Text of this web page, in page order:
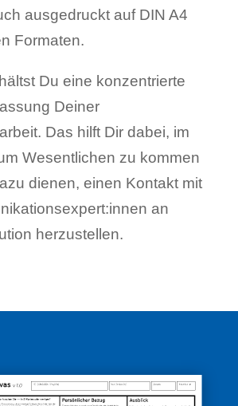
ausgedruckt auf DIN A4
Formaten.
Du eine konzentrierte
Deiner
Das hilft Dir dabei, im
Wesentlichen zu kommen
dienen, einen Kontakt mit
an
herzustellen.